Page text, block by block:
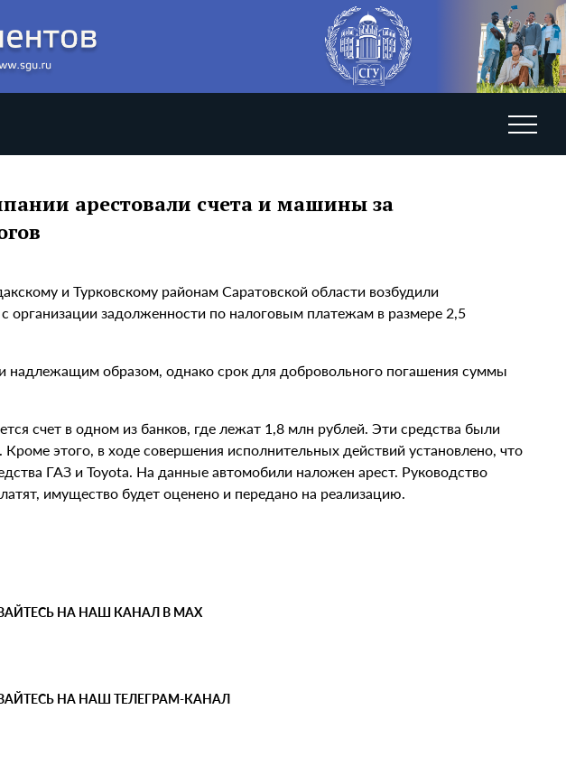
арестовали счета и машины за
и Турковскому районам Саратовской области возбудили
организации задолженности по налоговым платежам в размере 2,5
надлежащим образом, однако срок для добровольного погашения суммы
счет в одном из банков, где лежат 1,8 млн рублей. Эти средства были
этого, в ходе совершения исполнительных действий установлено, что
ГАЗ и Toyota. На данные автомобили наложен арест. Руководство
имущество будет оценено и передано на реализацию.
НА НАШ КАНАЛ В MAX
НА НАШ ТЕЛЕГРАМ-КАНАЛ